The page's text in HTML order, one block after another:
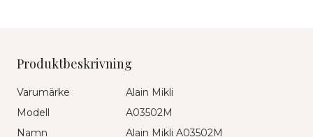
Produktbeskrivning
Varumärke
Alain Mikli
Modell
A03502M
Namn
Alain Mikli A03502M